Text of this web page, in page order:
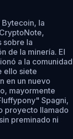
la
sobre la
de la minería. El
a la comunidad
ello siete
en un nuevo
mayormente
Spagni,
proyecto llamado
preminado ni